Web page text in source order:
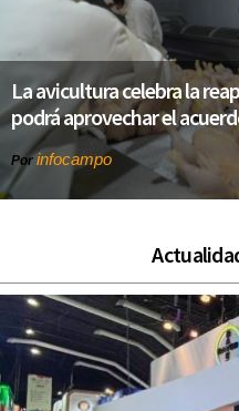
La avicultura celebra la
podrá aprovechar el
Por infocampo